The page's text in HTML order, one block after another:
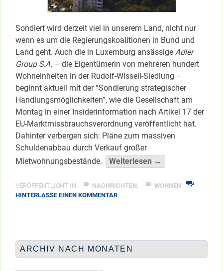
Sondiert wird derzeit viel in unserem Land, nicht nur
wenn es um die Regierungskoalitionen in Bund und
Land geht. Auch die in Luxemburg ansässige Adler
Group S.A. – die Eigentümerin von mehreren hundert
Wohneinheiten in der Rudolf-Wissell-Siedlung –
beginnt aktuell mit der “Sondierung strategischer
Handlungsmöglichkeiten”, wie die Gesellschaft am
Montag in einer Insiderinformation nach Artikel 17 der
EU-Marktmissbrauchsverordnung veröffentlicht hat.
Dahinter verbergen sich: Pläne zum massiven
Schuldenabbau durch Verkauf großer
Mietwohnungsbestände.
Weiterlesen →
Westgrund-
VERÖFFENTLICHT IN NACHRICHTEN,
WOHNEN
HINTERLASSE EINEN KOMMENTARZU
ARCHIV NACH MONATEN